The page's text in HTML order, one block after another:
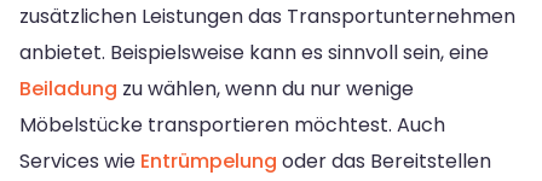
zusätzlichen Leistungen das Transportunternehmen
anbietet. Beispielsweise kann es sinnvoll sein, eine
Beiladung zu wählen, wenn du nur wenige
Möbelstücke transportieren möchtest. Auch
Services wie Entrümpelung oder das Bereitstellen